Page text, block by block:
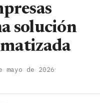
solución
mayo de 2026·